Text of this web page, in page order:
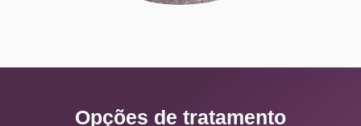
Opções de tratamento